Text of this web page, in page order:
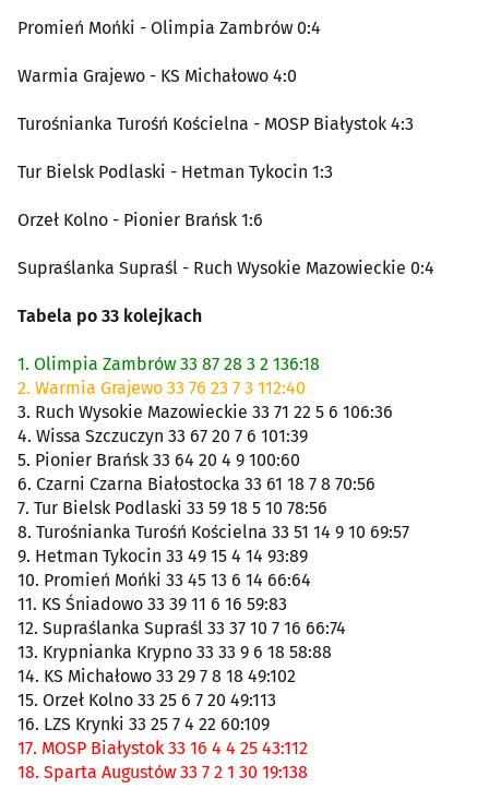
Promień Mońki - Olimpia Zambrów 0:4
Warmia Grajewo - KS Michałowo 4:0
Turośnianka Turośń Kościelna - MOSP Białystok 4:3
Tur Bielsk Podlaski - Hetman Tykocin 1:3
Orzeł Kolno - Pionier Brańsk 1:6
Supraślanka Supraśl - Ruch Wysokie Mazowieckie 0:4
Tabela po 33 kolejkach
1. Olimpia Zambrów 33 87 28 3 2 136:18
2. Warmia Grajewo 33 76 23 7 3 112:40
3. Ruch Wysokie Mazowieckie 33 71 22 5 6 106:36
4. Wissa Szczuczyn 33 67 20 7 6 101:39
5. Pionier Brańsk 33 64 20 4 9 100:60
6. Czarni Czarna Białostocka 33 61 18 7 8 70:56
7. Tur Bielsk Podlaski 33 59 18 5 10 78:56
8. Turośnianka Turośń Kościelna 33 51 14 9 10 69:57
9. Hetman Tykocin 33 49 15 4 14 93:89
10. Promień Mońki 33 45 13 6 14 66:64
11. KS Śniadowo 33 39 11 6 16 59:83
12. Supraślanka Supraśl 33 37 10 7 16 66:74
13. Krypnianka Krypno 33 33 9 6 18 58:88
14. KS Michałowo 33 29 7 8 18 49:102
15. Orzeł Kolno 33 25 6 7 20 49:113
16. LZS Krynki 33 25 7 4 22 60:109
17. MOSP Białystok 33 16 4 4 25 43:112
18. Sparta Augustów 33 7 2 1 30 19:138